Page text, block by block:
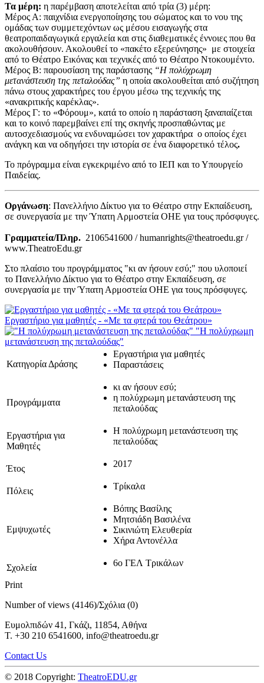
Τα μέρη: η παρέμβαση αποτελείται από τρία (3) μέρη:
Μέρος Α: παιχνίδια ενεργοποίησης του σώματος και το νου της
ομάδας των συμμετεχόντων ως μέσου εισαγωγής στα
θεατροπαιδαγωγικά εργαλεία και στις διαθεματικές έννοιες που θα
ακολουθήσουν. Ακολουθεί το «πακέτο εξερεύνησης» με στοιχεία
από το Θέατρο Εικόνας και τεχνικές από το Θέατρο Ντοκουμέντο.
Μέρος Β: παρουσίαση της παράστασης “Η πολύχρωμη
μετανάστευση της πεταλούδας” η οποία ακολουθείται από συζήτηση
πάνω στους χαρακτήρες του έργου μέσω της τεχνικής της
«ανακριτικής καρέκλας».
Μέρος Γ: το «Φόρουμ», κατά το οποίο η παράσταση ξαναπαίζεται
και το κοινό παρεμβαίνει επί της σκηνής προσπαθώντας με
αυτοσχεδιασμούς να ενδυναμώσει τον χαρακτήρα ο οποίος έχει
ανάγκη και να οδηγήσει την ιστορία σε ένα διαφορετικό τέλος.
Το πρόγραμμα είναι εγκεκριμένο από το ΙΕΠ και το Υπουργείο
Παιδείας.
Οργάνωση: Πανελλήνιο Δίκτυο για το Θέατρο στην Εκπαίδευση,
σε συνεργασία με την Ύπατη Αρμοστεία ΟΗΕ για τους πρόσφυγες.
Γραμματεία/Πληρ. 2106541600 / humanrights@theatroedu.gr /
www.TheatroEdu.gr
Στο πλαίσιο του προγράμματος "κι αν ήσουν εσύ;" που υλοποιεί
το Πανελλήνιο Δίκτυο για το Θέατρο στην Εκπαίδευση, σε
συνεργασία με την Ύπατη Αρμοστεία ΟΗΕ για τους πρόσφυγες.
Εργαστήριο για μαθητές - «Με τα φτερά του Θεάτρου»
"Η πολύχρωμη
μετανάστευση της πεταλούδας"
Κατηγορία Δράσης
Εργαστήρια για μαθητές
Παραστάσεις
Προγράμματα
κι αν ήσουν εσύ;
η πολύχρωμη μετανάστευση της
πεταλούδας
Εργαστήρια για
Μαθητές
Η πολύχρωμη μετανάστευση της
πεταλούδας
Έτος 2017
Πόλεις Τρίκαλα
Εμψυχωτές
Βόπης Βασίλης
Μητσιάδη Βασιλένα
Σικινιώτη Ελευθερία
Χήρα Αντονέλλα
Σχολεία 6ο ΓΕΛ Τρικάλων
Print
Number of views (4146)/Σχόλια (0)
Ευμολπιδών 41, Γκάζι, 11854, Αθήνα
T. +30 210 6541600, info@theatroedu.gr
Contact Us
© 2018 Copyright: TheatroEDU.gr